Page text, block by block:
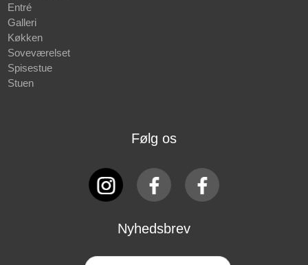
Entré
Galleri
Køkken
Soveværelset
Spisestue
Stuen
Følg os
Nyhedsbrev